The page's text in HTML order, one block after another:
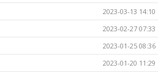
2023-03-13 14:10
2023-02-27 07:33
2023-01-25 08:36
2023-01-20 11:29